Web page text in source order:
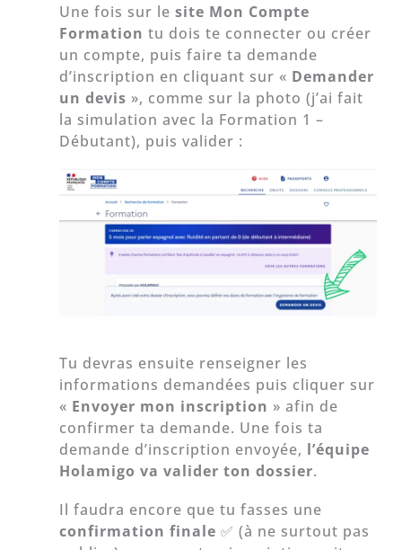
Une fois sur lesite Mon Compte
Formation tu dois te connecter ou créer
un compte, puis faire ta demande
d’inscription en cliquant sur « Demander
un devis », comme sur la photo (j’ai fait
la simulation avec la Formation 1 –
Débutant), puis valider :
Tu devras ensuite renseigner les
informations demandées puis cliquer sur
« Envoyer mon inscription » afin de
confirmer ta demande. Une fois ta
demande d’inscription envoyée, l’équipe
Holamigo va valider ton dossier.
Il faudra encore que tu fasses une
confirmation finale✅ (à ne surtout pas